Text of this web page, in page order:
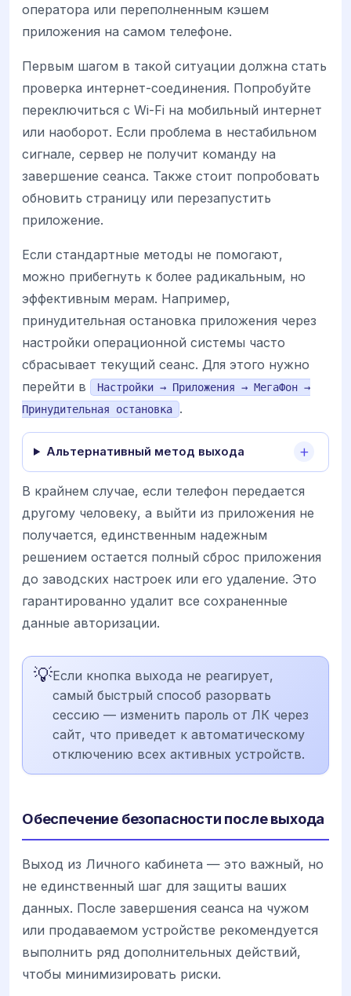
оператора или переполненным кэшем
приложения на самом телефоне.
Первым шагом в такой ситуации должна стать
проверка интернет-соединения. Попробуйте
переключиться с Wi-Fi на мобильный интернет
или наоборот. Если проблема в нестабильном
сигнале, сервер не получит команду на
завершение сеанса. Также стоит попробовать
обновить страницу или перезапустить
приложение.
Если стандартные методы не помогают,
можно прибегнуть к более радикальным, но
эффективным мерам. Например,
принудительная остановка приложения через
настройки операционной системы часто
сбрасывает текущий сеанс. Для этого нужно
перейти в
Настройки → Приложения → МегаФон →
Принудительная остановка
.
Альтернативный метод выхода
В крайнем случае, если телефон передается
другому человеку, а выйти из приложения не
получается, единственным надежным
решением остается полный сброс приложения
до заводских настроек или его удаление. Это
гарантированно удалит все сохраненные
данные авторизации.
💡Если кнопка выхода не реагирует,
самый быстрый способ разорвать
сессию — изменить пароль от ЛК через
сайт, что приведет к автоматическому
отключению всех активных устройств.
Обеспечение безопасности после выхода
Выход из Личного кабинета — это важный, но
не единственный шаг для защиты ваших
данных. После завершения сеанса на чужом
или продаваемом устройстве рекомендуется
выполнить ряд дополнительных действий,
чтобы минимизировать риски.